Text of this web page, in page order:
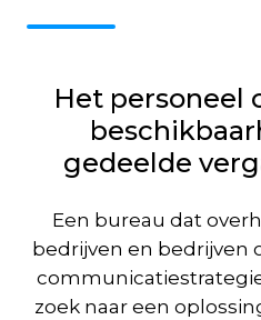
Het personeel
gedeelde
Een bureau dat
bedrijven en
zoek naar een